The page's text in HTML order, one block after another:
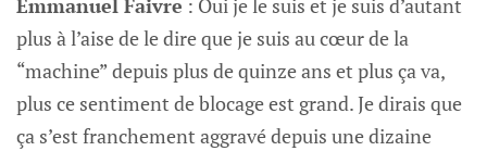
Emmanuel Faivre : Oui je le suis et je suis d’autant
plus à l’aise de le dire que je suis au cœur de la
“machine” depuis plus de quinze ans et plus ça va,
plus ce sentiment de blocage est grand. Je dirais que
ça s’est franchement aggravé depuis une dizaine